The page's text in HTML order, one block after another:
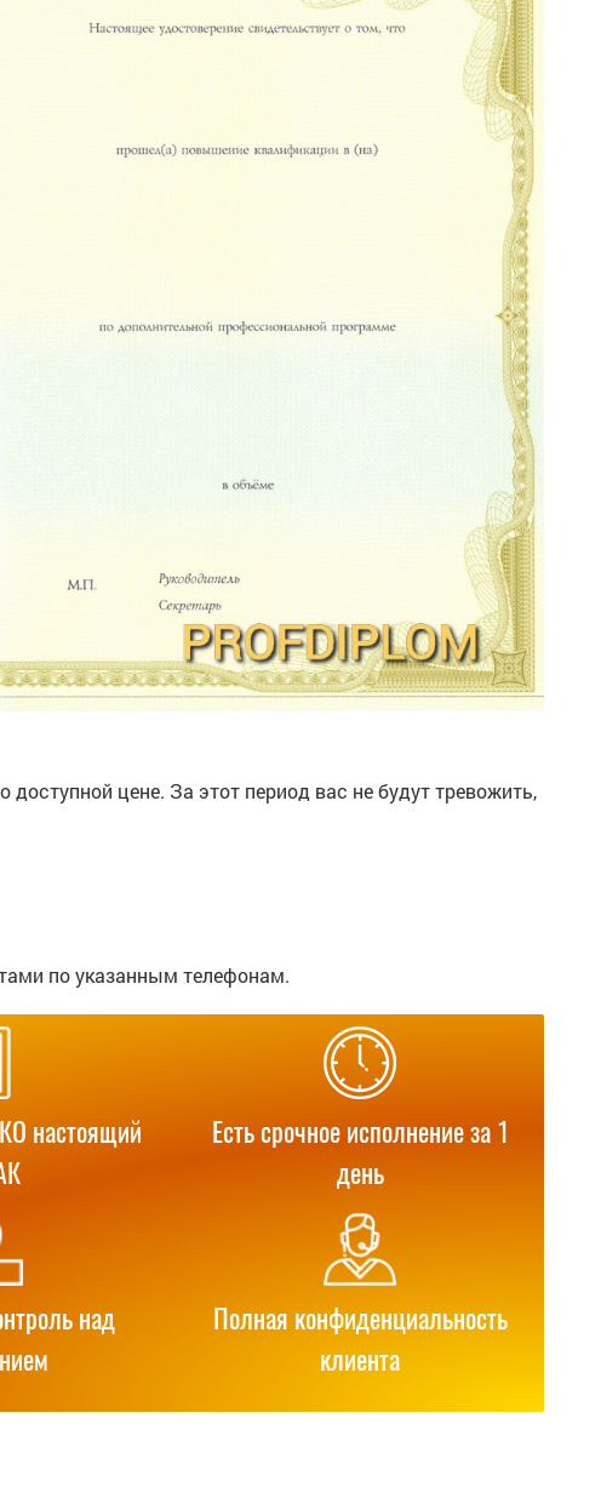
доступной цене. За этот период вас не будут тревожить,
по указанным телефонам.
настоящий
Есть срочное исполнение за 1
день
над
Полная конфиденциальность
клиента